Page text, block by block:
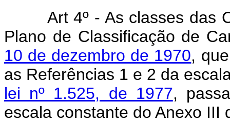
Art 4º - As classes das
Plano de Classificação de
10 de dezembro de 1970,
as Referências 1 e 2 da
lei nº 1.525, de 1977,
escala constante do Anexo III